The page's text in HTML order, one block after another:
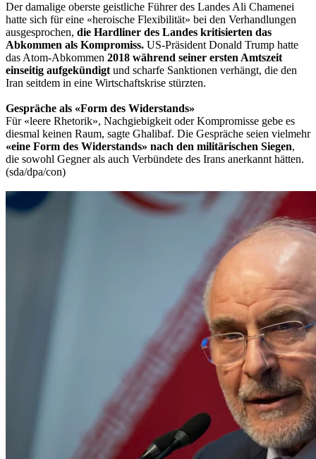
Der damalige oberste geistliche Führer des Landes Ali Chamenei
hatte sich für eine «heroische Flexibilität» bei den Verhandlungen
ausgesprochen, die Hardliner des Landes kritisierten das
Abkommen als Kompromiss. US-Präsident Donald Trump hatte
das Atom-Abkommen 2018 während seiner ersten Amtszeit
einseitig aufgekündigt und scharfe Sanktionen verhängt, die den
Iran seitdem in eine Wirtschaftskrise stürzten.
Gespräche als «Form des Widerstands»
Für «leere Rhetorik», Nachgiebigkeit oder Kompromisse gebe es
diesmal keinen Raum, sagte Ghalibaf. Die Gespräche seien vielmehr
«eine Form des Widerstands» nach den militärischen Siegen,
die sowohl Gegner als auch Verbündete des Irans anerkannt hätten.
(sda/dpa/con)